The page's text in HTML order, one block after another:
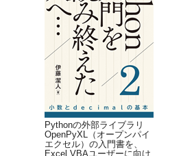
Pythonの外部ライブラリ
OpenPyXL（オープンパイ
エクセル）の入門書を、
Excel VBAユーザーに向け